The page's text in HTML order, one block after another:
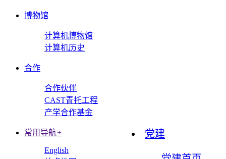
博物馆
计算机博物馆
计算机历史
合作
合作伙伴
CAST青托工程
产学合作基金
党建
常用导航+
English